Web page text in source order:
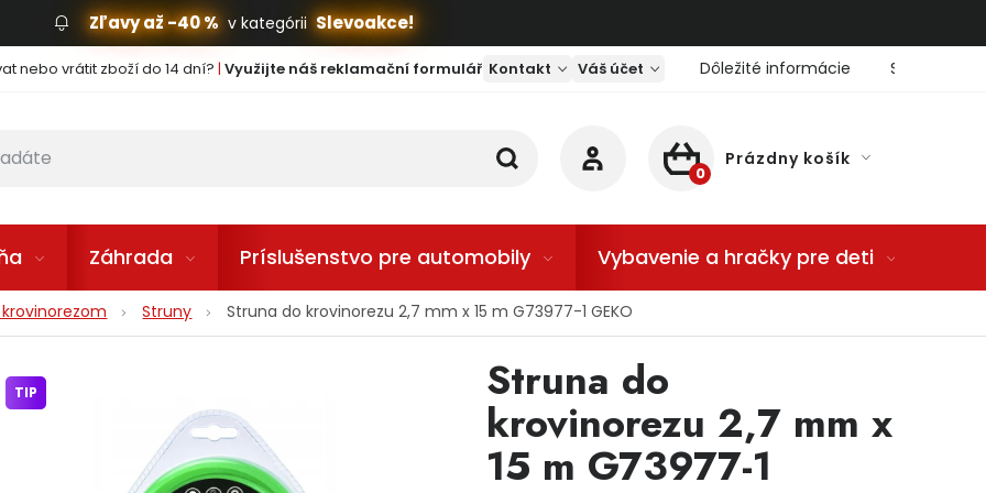
Zľavy až -40 % v kategórii Slevoakce!
nebo vrátit zboží do 14 dní? | Využijte náš reklamační formulář Kontakt Váš účet Dôležité informácie Servis
NÁKUPNÝ KOŠÍK
Prázdny košík
Záhrada Príslušenstvo pre automobily Vybavenie a hračky pre deti
Struny Struna do krovinorezu 2,7 mm x 15 m G73977-1 GEKO
Struna do
krovinorezu 2,7 mm x
15 m G73977-1
TIP